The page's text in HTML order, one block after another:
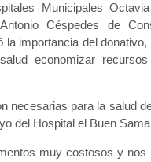
Municipales
Céspedes de
la importancia del
economizar
necesarias para la salud
del Hospital el Buen
muy costosos y nos